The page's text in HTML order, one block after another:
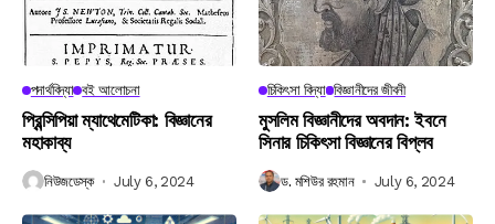
পদার্থবিদ্যা বই আলোচনা
প্রিন্সিপিয়া ম্যাথেমেটিকা: বিজ্ঞানের
মহাকাব্য
নিউজডেস্ক July 6, 2024
চিকিৎসা বিদ্যা বিজ্ঞানীদের জীবনী
মুসলিম বিজ্ঞানীদের অবদান: ইবনে
সিনার চিকিৎসা বিজ্ঞানের বিপ্লব
ড. মশিউর রহমান July 6, 2024